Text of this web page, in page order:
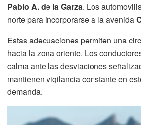
Pablo A. de la Garza. Los
norte para incorporarse a la avenida
Estas adecuaciones permiten una
hacia la zona oriente. Los
calma ante las desviaciones
mantienen vigilancia constante en
demanda.